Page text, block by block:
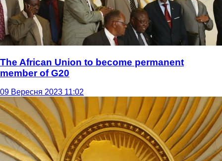
The African Union to become permanent
member of G20
09 Вересня 2023 11:02